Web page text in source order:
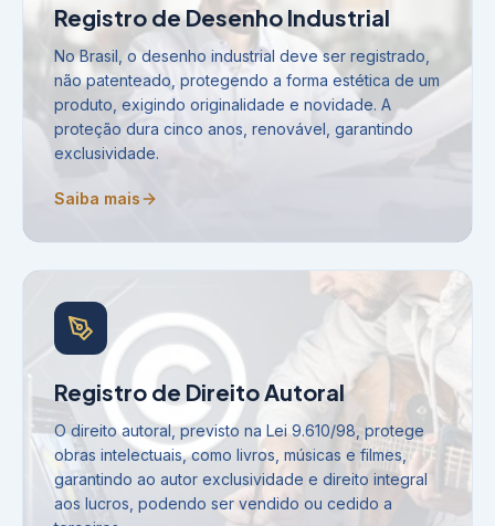
Registro de Desenho Industrial
No Brasil, o desenho industrial deve ser registrado,
não patenteado, protegendo a forma estética de um
produto, exigindo originalidade e novidade. A
proteção dura cinco anos, renovável, garantindo
exclusividade.
Saiba mais
Registro de Direito Autoral
O direito autoral, previsto na Lei 9.610/98, protege
obras intelectuais, como livros, músicas e filmes,
garantindo ao autor exclusividade e direito integral
aos lucros, podendo ser vendido ou cedido a